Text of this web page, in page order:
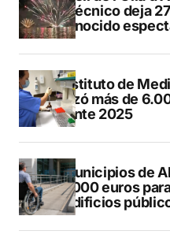
pirotécnico deja
reconocido
El Instituto de
realizó más de
durante 2025
13 municipios de
547.000 euros
de edificios